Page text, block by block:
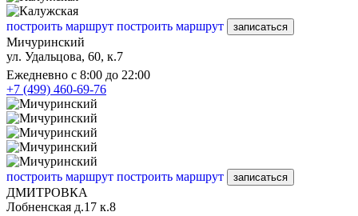
построить маршрут построить маршрут записаться
Мичуринский
ул. Удальцова, 60, к.7
Ежедневно с 8:00 до 22:00
+7 (499) 460-69-76
построить маршрут построить маршрут записаться
ДМИТРОВКА
Лобненская д.17 к.8